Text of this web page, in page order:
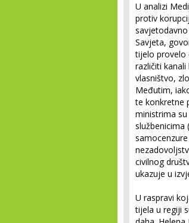
U analizi
protiv
Savjeta,
tijelo provelo
različiti
vlasništvo,
Međutim,
te konkretne
ministrima
službenicima
civilnog
ukazuje u
U raspravi
tijela u regiji